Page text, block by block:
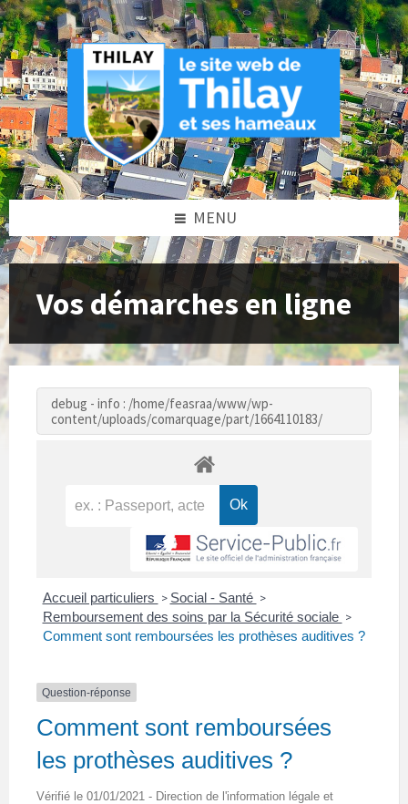
Skip
to
content
Skip
to
left
sidebar
Skip
to
footer
MENU
Vos démarches en ligne
debug - info : /home/feasraa/www/wp-
content/uploads/comarquage/part/1664110183/
Accueil particuliers > Social - Santé >
Remboursement des soins par la Sécurité sociale >
Comment sont remboursées les prothèses auditives ?
Question-réponse
Comment sont remboursées
les prothèses auditives ?
Vérifié le 01/01/2021 - Direction de l'information légale et